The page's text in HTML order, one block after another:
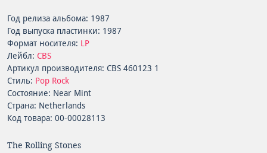
Год релиза альбома: 1987
Год выпуска пластинки: 1987
Формат носителя: LP
Лейбл: CBS
Артикул производителя: CBS 460123 1
Стиль: Pop Rock
Состояние: Near Mint
Страна: Netherlands
Код товара: 00-00028113
The Rolling Stones